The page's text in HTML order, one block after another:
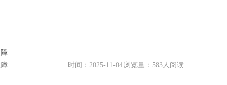
时间：2025-11-04 浏览量：583人阅读